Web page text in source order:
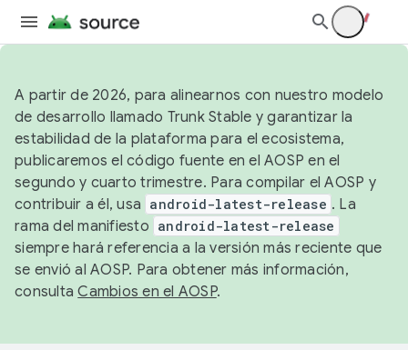
A partir de 2026, para alinearnos con nuestro modelo
de desarrollo llamado Trunk Stable y garantizar la
estabilidad de la plataforma para el ecosistema,
publicaremos el código fuente en el AOSP en el
segundo y cuarto trimestre. Para compilar el AOSP y
contribuir a él, usa android-latest-release . La
rama del manifiesto android-latest-release
siempre hará referencia a la versión más reciente que
se envió al AOSP. Para obtener más información,
consultaCambios en el AOSP.